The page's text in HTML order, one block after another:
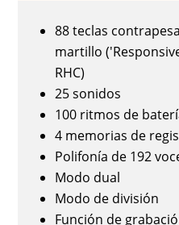
88 teclas
martillo
RHC)
25 sonidos
100 ritmos de
4 memorias de
Polifonía de 192
Modo dual
Modo de división
Función de